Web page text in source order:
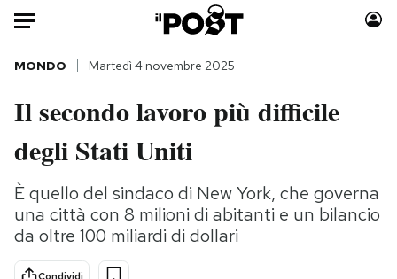
Auto
HOME
Italia
Politica
Tecnologia
Consumismi
Storie/Idee
MONDO Martedì 4 novembre 2025
Il secondo lavoro più difficile
degli Stati Uniti
È quello del sindaco di New York, che governa
una città con 8 milioni di abitanti e un bilancio
da oltre 100 miliardi di dollari
Condividi